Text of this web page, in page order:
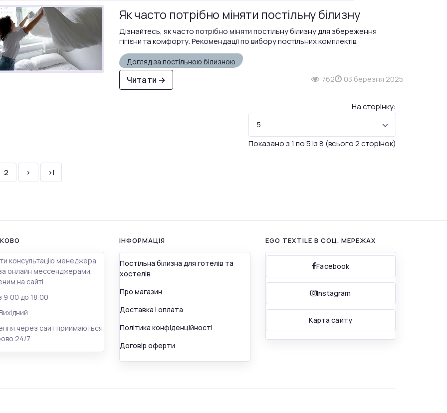
Як часто потрібно міняти постільну білизну
Дізнайтесь, як часто потрібно міняти постільну білизну для збереження
гігієни та комфорту. Рекомендації по вибору постільних комплектів.
Догляд за постільною білизною
Читати → 762 03 березня 2025
На сторінку:
5
Показано з 1 по 5 із 8 (всього 2 сторінок)
2 > >|
консультацію менеджера
онлайн мессенджерами,
на сайті.
9:00 до 18:00
через сайт приймаються
24/7
ІНФОРМАЦІЯ
Постільна білизна для готелів та
хостелів
Про магазин
Доставка і оплата
Політика конфіденційності
Договір оферти
EGO TEXTILE В СОЦ. МЕРЕЖАХ
Facebook
Instagram
Карта сайту